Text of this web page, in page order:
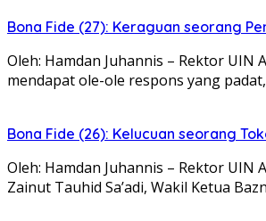
Bona Fide (27): Keraguan seorang
Oleh: Hamdan Juhannis – Rektor UIN
mendapat ole-ole respons yang
Bona Fide (26): Kelucuan seorang
Oleh: Hamdan Juhannis – Rektor UIN
Zainut Tauhid Sa’adi, Wakil Ketua